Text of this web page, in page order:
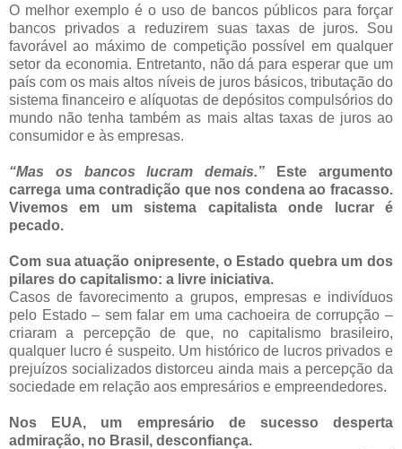
O melhor exemplo é o uso de bancos públicos para forçar
bancos privados a reduzirem suas taxas de juros. Sou
favorável ao máximo de competição possível em qualquer
setor da economia. Entretanto, não dá para esperar que um
país com os mais altos níveis de juros básicos, tributação do
sistema financeiro e alíquotas de depósitos compulsórios do
mundo não tenha também as mais altas taxas de juros ao
consumidor e às empresas.
“Mas os bancos lucram demais.”
Este argumento
carrega uma contradição que nos condena ao fracasso.
Vivemos em um sistema capitalista onde lucrar é
pecado.
Com sua atuação onipresente, o Estado quebra um dos
pilares do capitalismo: a livre iniciativa.
Casos de favorecimento a grupos, empresas e indivíduos
pelo Estado – sem falar em uma cachoeira de corrupção –
criaram a percepção de que, no capitalismo brasileiro,
qualquer lucro é suspeito. Um histórico de lucros privados e
prejuízos socializados distorceu ainda mais a percepção da
sociedade em relação aos empresários e empreendedores.
Nos EUA, um empresário de sucesso desperta
admiração, no Brasil, desconfiança.